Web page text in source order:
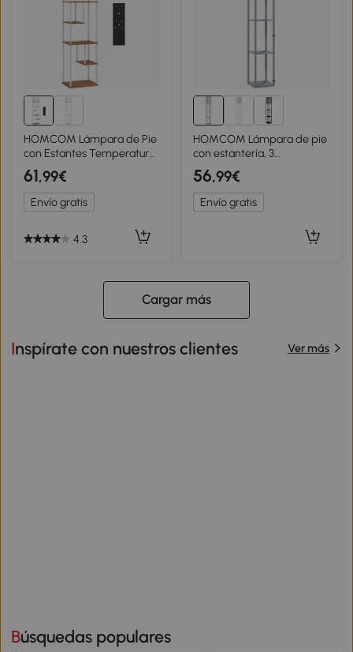
HOMCOM Lámpara de Pie
con Estantes Temperaturas
de Color Ajustable 3000K-
6500K Control Remoto
Bombilla E27 Natural
61,99€
Envío gratis
4.3
HOMCOM Lámpara de pie
con estantería, 3
compartimentos, medidas
compactas, MDF, Gris claro
56,99€
Envío gratis
Cargar más
Inspírate con nuestros clientes Ver más
Búsquedas populares